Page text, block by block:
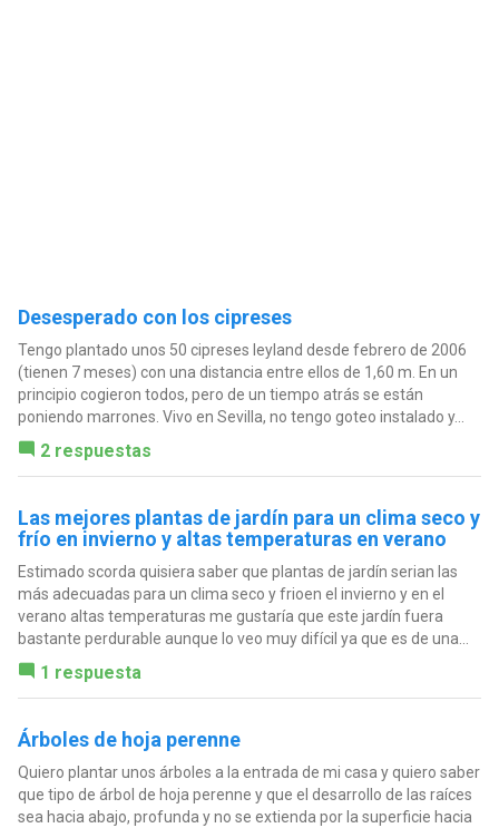
Desesperado con los cipreses
Tengo plantado unos 50 cipreses leyland desde febrero de 2006
(tienen 7 meses) con una distancia entre ellos de 1,60 m. En un
principio cogieron todos, pero de un tiempo atrás se están
poniendo marrones. Vivo en Sevilla, no tengo goteo instalado y...
2 respuestas
Las mejores plantas de jardín para un clima seco y
frío en invierno y altas temperaturas en verano
Estimado scorda quisiera saber que plantas de jardín serian las
más adecuadas para un clima seco y frioen el invierno y en el
verano altas temperaturas me gustaría que este jardín fuera
bastante perdurable aunque lo veo muy difícil ya que es de una...
1 respuesta
Árboles de hoja perenne
Quiero plantar unos árboles a la entrada de mi casa y quiero saber
que tipo de árbol de hoja perenne y que el desarrollo de las raíces
sea hacia abajo, profunda y no se extienda por la superficie hacia